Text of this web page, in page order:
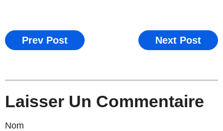
Prev Post Next Post
Laisser Un Commentaire
Nom